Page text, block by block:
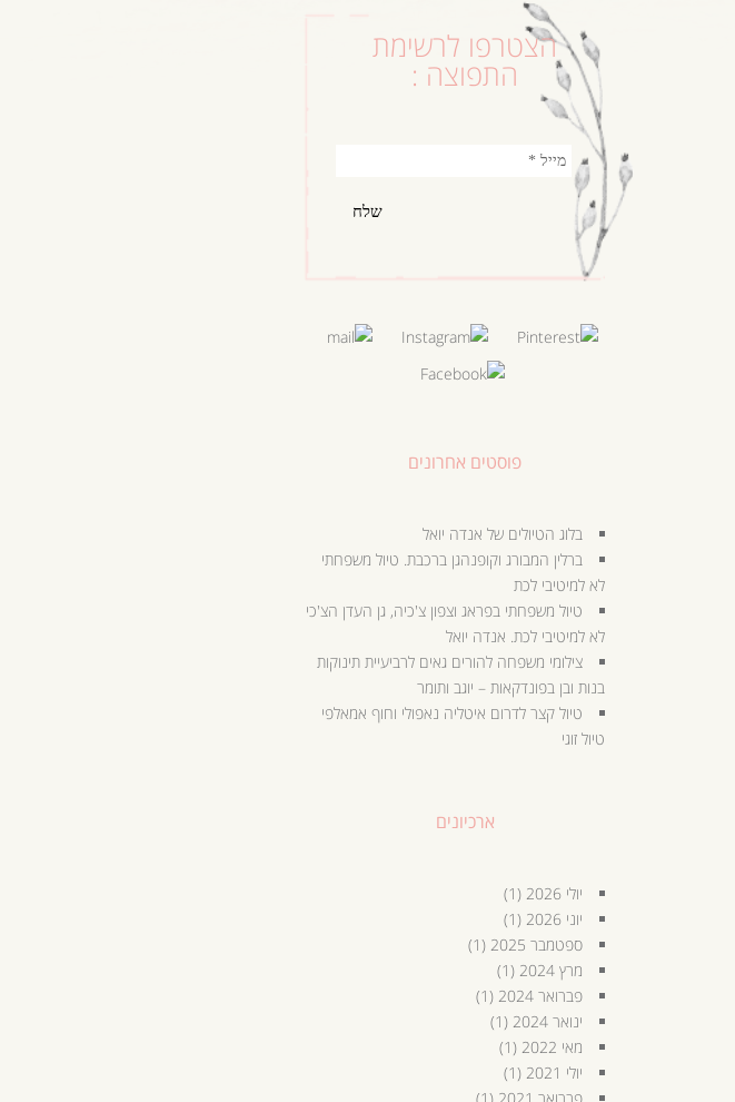
הצטרפו לרשימת
התפוצה :
פוסטים אחרונים
בלוג הטיולים של אנדה יואל
ברלין המבורג וקופנהגן ברכבת. טיול משפחתי
לא למיטיבי לכת
טיול משפחתי בפראג וצפון צ'כיה, גן העדן הצ'כי
לא למיטיבי לכת. אנדה יואל
צילומי משפחה להורים גאים לרביעיית תינוקות
בנות ובן בפונדקאות – יוגב ותומר
טיול קצר לדרום איטליה נאפולי וחוף אמאלפי
טיול זוגי
ארכיונים
יולי 2026
(1)
יוני 2026
(1)
ספטמבר 2025
(1)
מרץ 2024
(1)
פברואר 2024
(1)
ינואר 2024
(1)
מאי 2022
(1)
יולי 2021
(1)